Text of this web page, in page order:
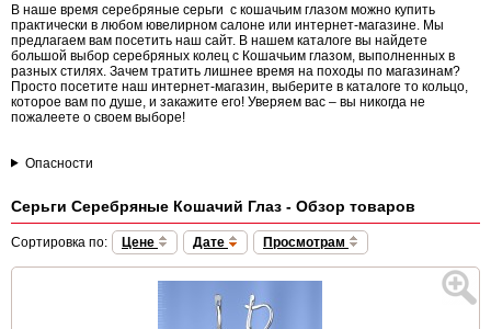
В наше время серебряные серьги с кошачьим глазом можно купить
практически в любом ювелирном салоне или интернет-магазине. Мы
предлагаем вам посетить наш сайт. В нашем каталоге вы найдете
большой выбор серебряных колец с Кошачьим глазом, выполненных в
разных стилях. Зачем тратить лишнее время на походы по магазинам?
Просто посетите наш интернет-магазин, выберите в каталоге то кольцо,
которое вам по душе, и закажите его! Уверяем вас – вы никогда не
пожалеете о своем выборе!
Опасности
Серьги Серебряные Кошачий Глаз - Обзор товаров
Сортировка по: Цене Дате Просмотрам